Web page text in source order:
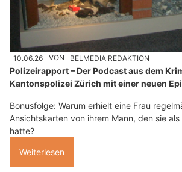
10.06.26 VON BELMEDIA REDAKTION
Polizeirapport – Der Podcast aus dem
Kantonspolizei Zürich mit einer neuen
Bonusfolge: Warum erhielt eine Frau
Ansichtskarten von ihrem Mann, den sie
hatte?
Weiterlesen